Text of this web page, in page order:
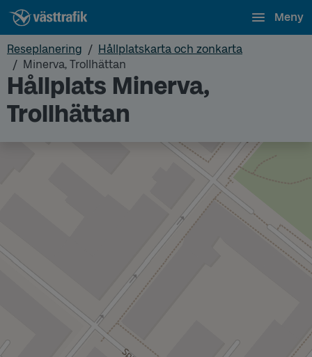
Meny
Reseplanering
Hållplatskarta och zonkarta
Minerva, Trollhättan
Hållplats Minerva,
Trollhättan